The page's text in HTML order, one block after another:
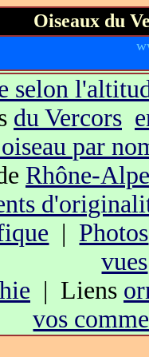
Oiseaux du
selon
du Vercors
par
Rhône-
| Photos
vues
| Liens
vos